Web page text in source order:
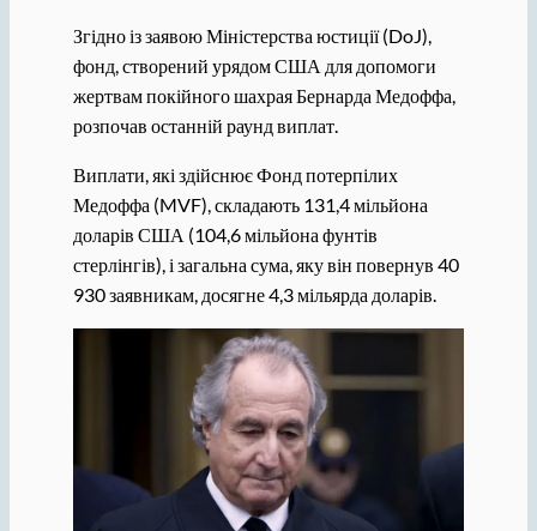
Згідно із заявою Міністерства юстиції (DoJ),
фонд, створений урядом США для допомоги
жертвам покійного шахрая Бернарда Медоффа,
розпочав останній раунд виплат.
Виплати, які здійснює Фонд потерпілих
Медоффа (MVF), складають 131,4 мільйона
доларів США (104,6 мільйона фунтів
стерлінгів), і загальна сума, яку він повернув 40
930 заявникам, досягне 4,3 мільярда доларів.